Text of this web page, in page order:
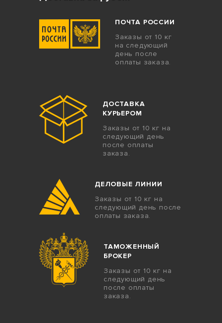
ПОЧТА РОССИИ
Заказы от 10 кг
на следующий
день после
оплаты заказа.
ДОСТАВКА
КУРЬЕРОМ
Заказы от 10 кг на
следующий день
после оплаты
заказа.
ДЕЛОВЫЕ ЛИНИИ
Заказы от 10 кг на
следующий день после
оплаты заказа.
ТАМОЖЕННЫЙ
БРОКЕР
Заказы от 10 кг на
следующий день
после оплаты
заказа.